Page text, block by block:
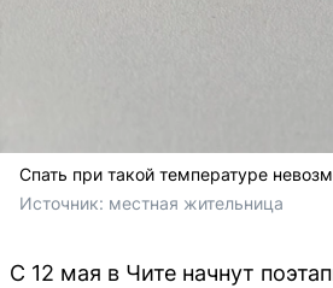
Спать при такой температуре
Источник: местная жительница
С 12 мая в Чите начнут